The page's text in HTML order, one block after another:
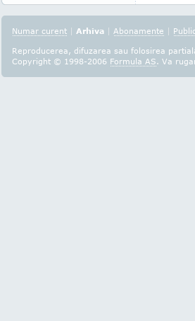
Numar curent | Arhiva | Abonamente |
Reproducerea, difuzarea sau folosirea
Copyright © 1998-2006 Formula AS. Va